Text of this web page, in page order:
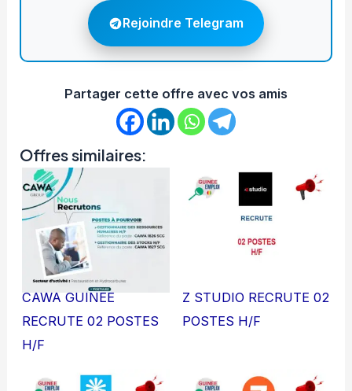
Rejoindre Telegram
Partager cette offre avec vos amis
Offres similaires:
CAWA GUINEE
RECRUTE 02 POSTES
H/F
Z STUDIO RECRUTE 02
POSTES H/F